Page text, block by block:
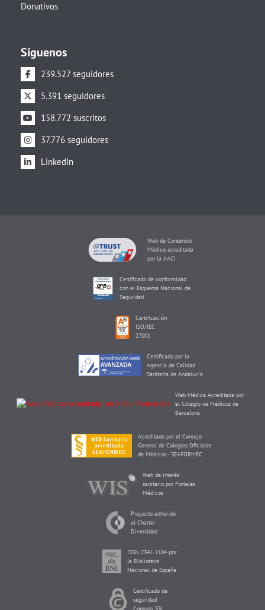
Donativos
Síguenos
239.527 seguidores
5.391 seguidores
158.772 suscritos
37.776 seguidores
LinkedIn
Web de Contenido
Médico acreditada
por la AACI
Certificado de conformidad
con el Esquema Nacional de
Seguridad
Certificación
ISO/IEC
27001
Certificado por la
Agencia de Calidad
Sanitaria de Andalucía
Web Médica Acreditada por
el Colegio de Médicos de
Barcelona
Acreditado por el Consejo
General de Colegios Oficiales
de Médicos - SEAFORMEC
Web de interés
sanitario por Portales
Médicos
Proyecto adherido
al Charter
Diversidad
ISSN 2341-1104 por
la Biblioteca
Nacional de España
Certificado de
seguridad